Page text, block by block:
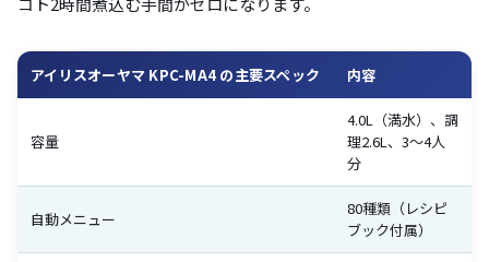
アイリスオーヤマ KPC-MA4 の主要スペック 内容
容量
4.0L（満水）、調
理2.6L、3〜4人
分
自動メニュー
80種類（レシピ
ブック付属）